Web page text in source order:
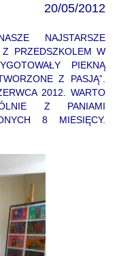
20/05/2012
NAJSTARSZE
PRZEDSZKOLEM W
PIEKNĄ
Z PASJĄ”.
2012. WARTO
Z PANIAMI
8 MIESIĘCY.